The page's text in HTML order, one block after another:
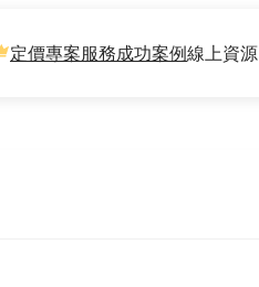
定價專案服務成功案例線上資源